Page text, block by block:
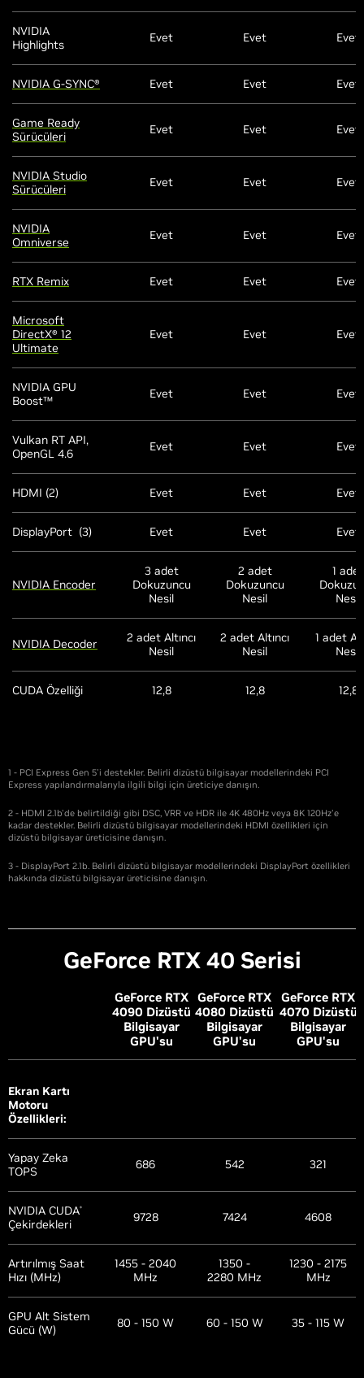
NVIDIA
Highlights
Evet Evet Evet
NVIDIA G-SYNC® Evet Evet Evet
Game Ready
Sürücüleri
Evet Evet Evet
NVIDIA Studio
Sürücüleri
Evet Evet Evet
NVIDIA
Omniverse
Evet Evet Evet
RTX Remix Evet Evet Evet
Microsoft
DirectX® 12
Ultimate
Evet Evet Evet
NVIDIA GPU
Boost™
Evet Evet Evet
Vulkan RT API,
OpenGL 4.6
Evet Evet Evet
HDMI (2) Evet Evet Evet
DisplayPort (3) Evet Evet Evet
NVIDIA Encoder
3 adet
Dokuzuncu
Nesil
2 adet
Dokuzuncu
Nesil
1 adet
Nesil
NVIDIA Decoder
2 adet Altıncı
Nesil
2 adet Altıncı
Nesil
1 adet
Nesil
CUDA Özelliği 12,8 12,8 12,8
1 - PCI Express Gen 5'i destekler. Belirli dizüstü bilgisayar modellerindeki PCI
Express yapılandırmalarıyla ilgili bilgi için üreticiye danışın.
2 - HDMI 2.1b'de belirtildiği gibi DSC, VRR ve HDR ile 4K 480Hz veya 8K 120Hz'e
kadar destekler. Belirli dizüstü bilgisayar modellerindeki HDMI özellikleri için
dizüstü bilgisayar üreticisine danışın.
3 - DisplayPort 2.1b. Belirli dizüstü bilgisayar modellerindeki DisplayPort özellikleri
hakkında dizüstü bilgisayar üreticisine danışın.
GeForce RTX 40 Serisi
GeForce RTX
4090 Dizüstü
Bilgisayar
GPU'su
GeForce RTX
4080 Dizüstü
Bilgisayar
GPU'su
GeForce RTX
4070 Dizüstü
Bilgisayar
GPU'su
Ekran Kartı
Motoru
Özellikleri:
Yapay Zeka
TOPS
686 542 321
NVIDIA CUDA®
Çekirdekleri 9728 7424 4608
Artırılmış Saat
Hızı (MHz)
1455 - 2040
MHz
1350 -
2280 MHz
1230 - 2175
MHz
GPU Alt Sistem
Gücü (W)
80 - 150 W 60 - 150 W 35 - 115 W